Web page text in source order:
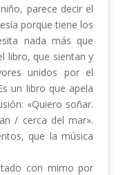
parece decir el
porque tiene los
nada más que
libro, que sientan y
unidos por el
un libro que apela
«Quiero soñar.
/ cerca del mar».
que la música
con mimo por